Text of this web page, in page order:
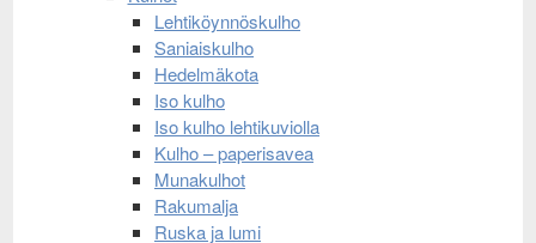
Lehtiköynnöskulho
Saniaiskulho
Hedelmäkota
Iso kulho
Iso kulho lehtikuviolla
Kulho – paperisavea
Munakulhot
Rakumalja
Ruska ja lumi